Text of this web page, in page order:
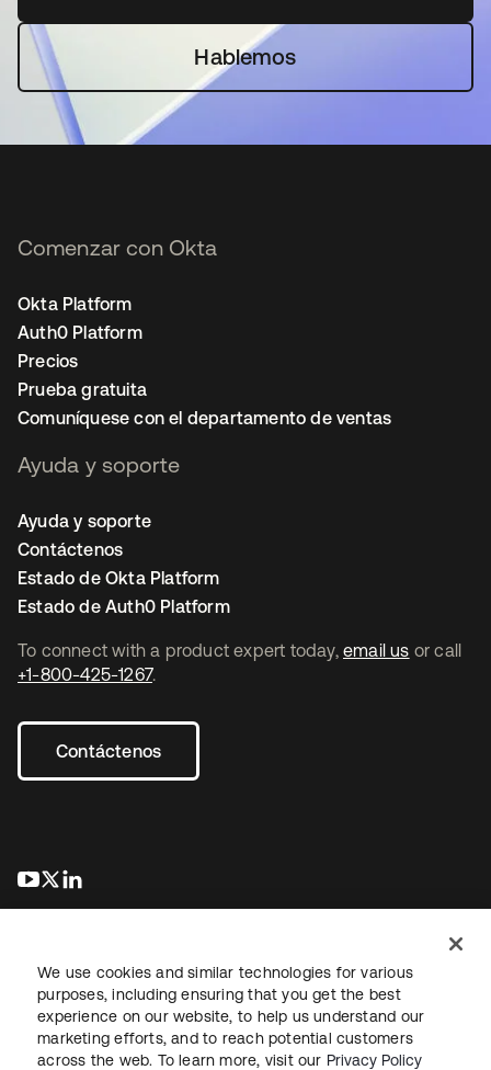
Hablemos
To connect with a product expert today, email us or call
+1-800-425-1267.
Contáctenos
se abre en una pestaña nueva
se abre en una pestaña nueva
Comenzar con Okta
Okta Platform
Auth0 Platform
Precios
Prueba gratuita
Comuníquese con el departamento de ventas
Ayuda y soporte
Ayuda y soporte
Contáctenos
Estado de Okta Platform
Estado de Auth0 Platform
Información legalPolítica de privacidadTérminos del sitio
We use cookies and similar technologies for various
purposes, including ensuring that you get the best
experience on our website, to help us understand our
marketing efforts, and to reach potential customers
across the web. To learn more, visit our Privacy Policy